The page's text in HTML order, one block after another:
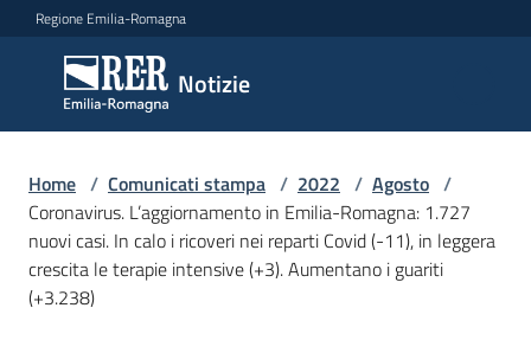
Vai al contenuto
Vai alla navigazione
Vai al footer
Regione Emilia-Romagna
Notizie
Notizie
Comunicati
stampa
Menu selezionato
Cerca
un
Home / Comunicati stampa / 2022 / Agosto /
Coronavirus. L’aggiornamento in Emilia-Romagna: 1.727
nuovi casi. In calo i ricoveri nei reparti Covid (-11), in leggera
crescita le terapie intensive (+3). Aumentano i guariti
(+3.238)